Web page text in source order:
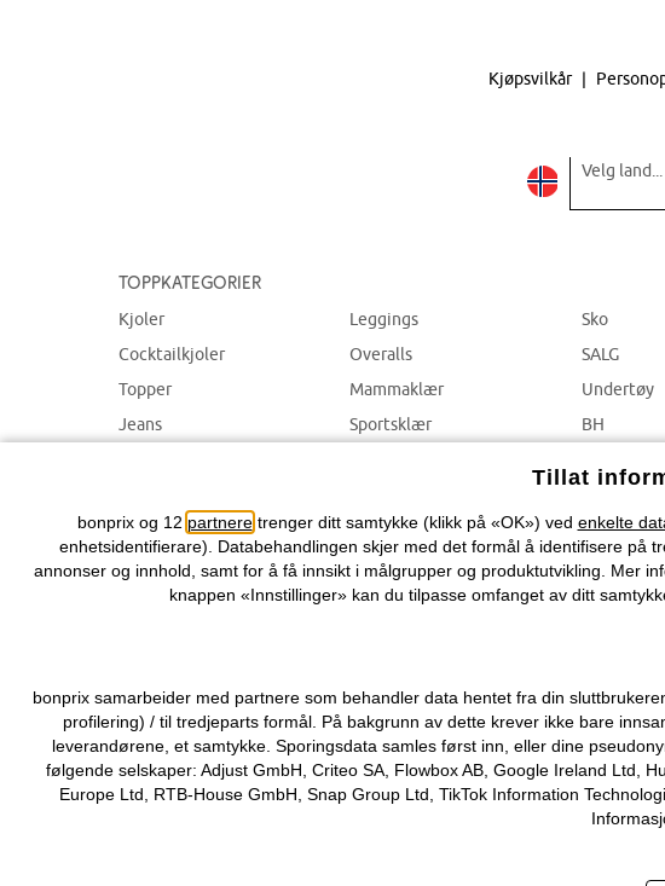
Kjøpsvilkår
Velg land...
Toppkategorier
Kjoler
Cocktailkjoler
Topper
Jeans
Leggings
Overalls
Mammaklær
Sportsklær
Sko
SALG
Undertøy
BH
Tillat
bonprix og 12 partneretrenger ditt samtykke (klikk på «OK») ved enkelte
enhetsidentifierare). Databehandlingen skjer med det formål å identifisere på
annonser og innhold, samt for å få innsikt i målgrupper og produktutvikling. Mer
knappen «Innstillinger» kan du tilpasse omfanget av ditt
bonprix samarbeider med partnere som behandler data hentet fra din
profilering) / til tredjeparts formål. På bakgrunn av dette krever ikke bare
leverandørene, et samtykke. Sporingsdata samles først inn, eller dine
følgende selskaper: Adjust GmbH, Criteo SA, Flowbox AB, Google Ireland Ltd,
Europe Ltd, RTB-House GmbH, Snap Group Ltd, TikTok Information